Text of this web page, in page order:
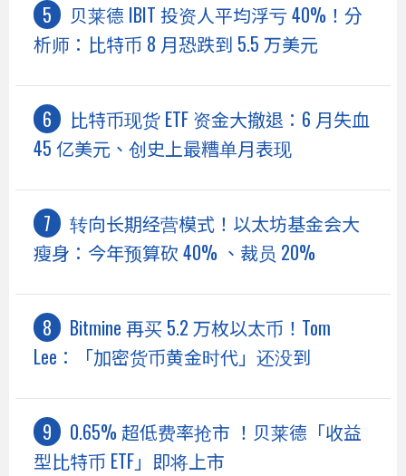
贝莱德 IBIT 投资人平均浮亏 40%！分
析师：比特币 8 月恐跌到 5.5 万美元
比特币现货 ETF 资金大撤退：6 月失血
45 亿美元、创史上最糟单月表现
转向长期经营模式！以太坊基金会大
瘦身：今年预算砍 40% 、裁员 20%
Bitmine 再买 5.2 万枚以太币！Tom
Lee：「加密货币黄金时代」还没到
0.65% 超低费率抢市 ！贝莱德「收益
型比特币 ETF」即将上市